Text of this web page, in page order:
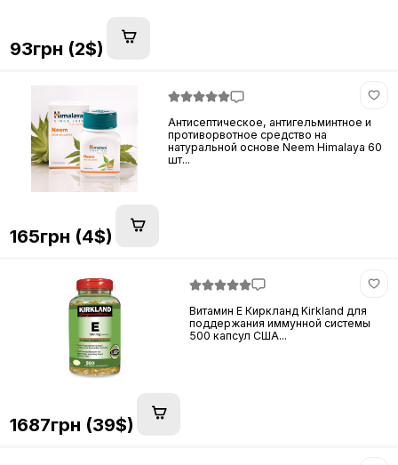
93грн (2$)
Антисептическое, антигельминтное и
противорвотное средство на
натуральной основе Neem Himalaya 60
шт...
165грн (4$)
Витамин E Киркланд Kirkland для
поддержания иммунной системы
500 капсул США...
1687грн (39$)